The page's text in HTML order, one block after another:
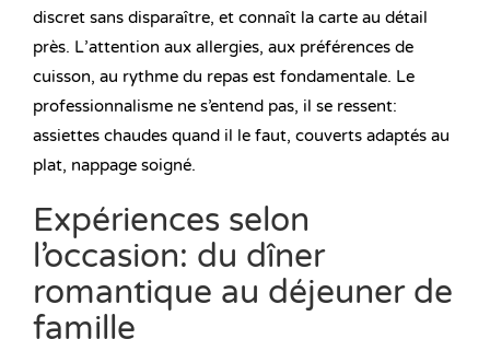
discret sans disparaître, et connaît la carte au détail
près. L’attention aux allergies, aux préférences de
cuisson, au rythme du repas est fondamentale. Le
professionnalisme ne s’entend pas, il se ressent:
assiettes chaudes quand il le faut, couverts adaptés au
plat, nappage soigné.
Expériences selon
l’occasion: du dîner
romantique au déjeuner de
famille